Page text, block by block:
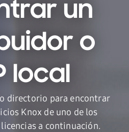
un
o
local
directorio para encontrar
Knox de uno de los
a continuación.